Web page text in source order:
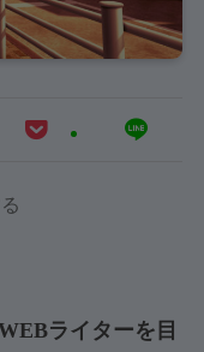
ライターを目